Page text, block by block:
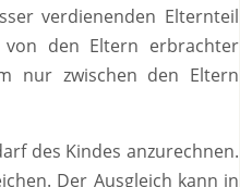
verdienenden Elternteil
den Eltern erbrachter
nur zwischen den Eltern
des Kindes anzurechnen.
Der Ausgleich kann in